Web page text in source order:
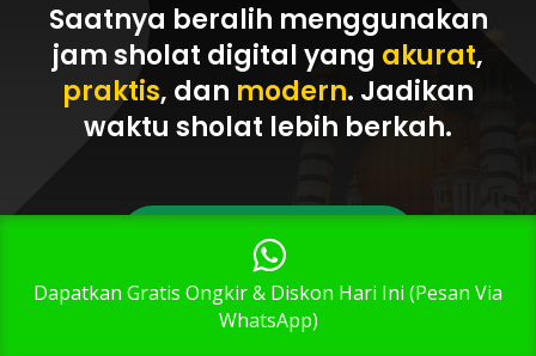
Saatnya beralih menggunakan
jam sholat digital yang akurat,
praktis, dan modern. Jadikan
waktu sholat lebih berkah.
Pesan Via WhatsApp
Telepon Sekarang
Dapatkan Gratis Ongkir & Diskon Hari Ini (Pesan Via
WhatsApp)